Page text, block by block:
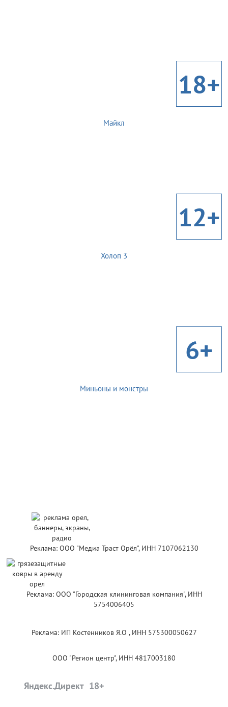
18+
Майкл
12+
Холоп 3
6+
Миньоны и монстры
Реклама: ООО "Медиа Траст Орёл", ИНН 7107062130
Реклама: ООО "Городская клининговая компания", ИНН
5754006405
Реклама: ИП Костенников Я.О , ИНН 575300050627
ООО "Регион центр", ИНН 4817003180
Яндекс.Директ